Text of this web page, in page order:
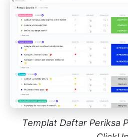
Templat Daftar Periksa